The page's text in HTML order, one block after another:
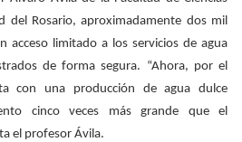
del Rosario, aproximadamente dos mil
acceso limitado a los servicios de agua
de forma segura. “Ahora, por el
con una producción de agua dulce
cinco veces más grande que el
el profesor Ávila.